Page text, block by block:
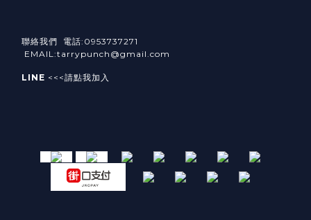
聯絡我們 電話:0953737271
EMAIL:tarrypunch@gmail.com
LINE <<<請點我加入